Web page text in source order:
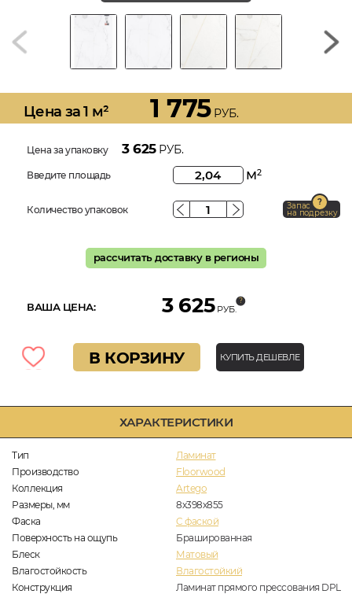
ХАРАКТЕРИСТИКИ
Тип
Ламинат
Производство
Floorwood
Коллекция
Artego
Размеры, мм
8х398х855
Фаска
C фаской
Поверхность на ощупь
Брашированная
Блеск
Матовый
Влагостойкость
Влагостойкий
Конструкция
Ламинат прямого прессования DPL
Цена за 1 м² 1 775РУБ.
Цена за упаковку 3 625РУБ.
Введите площадь м2
Количество упаковок Запас
на подрезку
рассчитать доставку в регионы
ВАША ЦЕНА: 3 625 РУБ.
В КОРЗИНУ КУПИТЬ ДЕШЕВЛЕ